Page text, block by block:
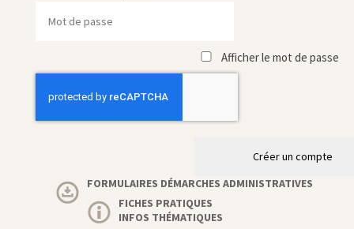
Afficher le mot de passe
Créer un compte
FORMULAIRES DÉMARCHES ADMINISTRATIVES
FICHES PRATIQUES
INFOS THÉMATIQUES